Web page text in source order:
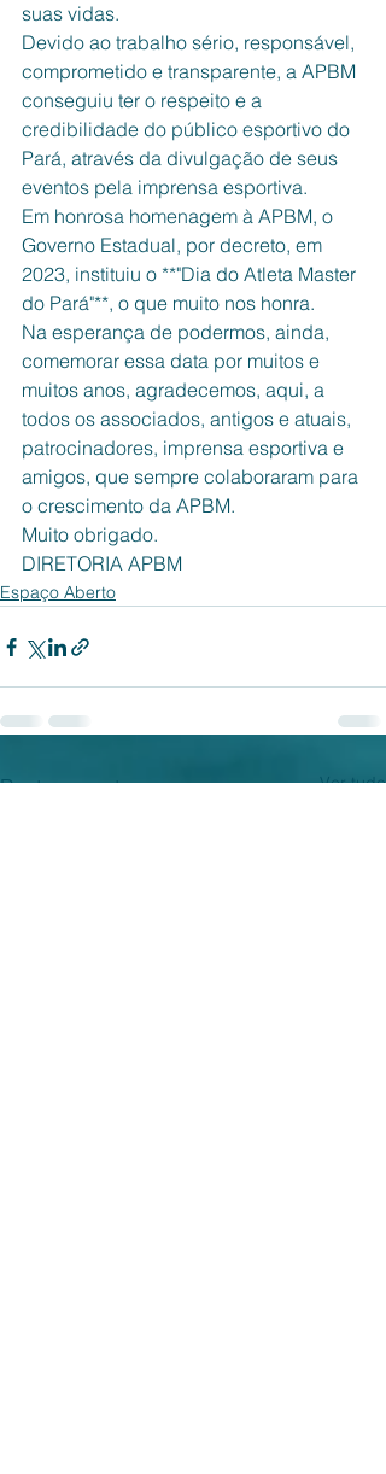
suas vidas.
Devido ao trabalho sério, responsável,
comprometido e transparente, a APBM
conseguiu ter o respeito e a
credibilidade do público esportivo do
Pará, através da divulgação de seus
eventos pela imprensa esportiva.
Em honrosa homenagem à APBM, o
Governo Estadual, por decreto, em
2023, instituiu o **"Dia do Atleta Master
do Pará"**, o que muito nos honra.
Na esperança de podermos, ainda,
comemorar essa data por muitos e
muitos anos, agradecemos, aqui, a
todos os associados, antigos e atuais,
patrocinadores, imprensa esportiva e
amigos, que sempre colaboraram para
o crescimento da APBM.
Muito obrigado.
DIRETORIA APBM
Espaço Aberto
Posts recentes Ver tudo